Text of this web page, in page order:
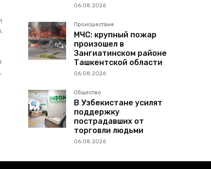
06.08.2026
Происшествия
МЧС: крупный пожар
произошел в
Зангиатинском районе
Ташкентской области
06.08.2026
Общество
В Узбекистане усилят
поддержку
пострадавших от
торговли людьми
06.08.2026